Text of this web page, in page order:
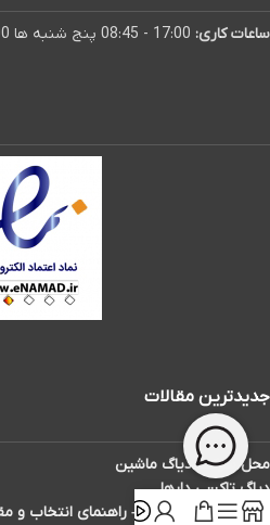
ساعات کاری:
جدیدترین مقالات
محل سوکت دیاگ ماشین
دیاگ تاکسی دارها
بهترین دیاگ ماشین – راهنمای انتخاب و